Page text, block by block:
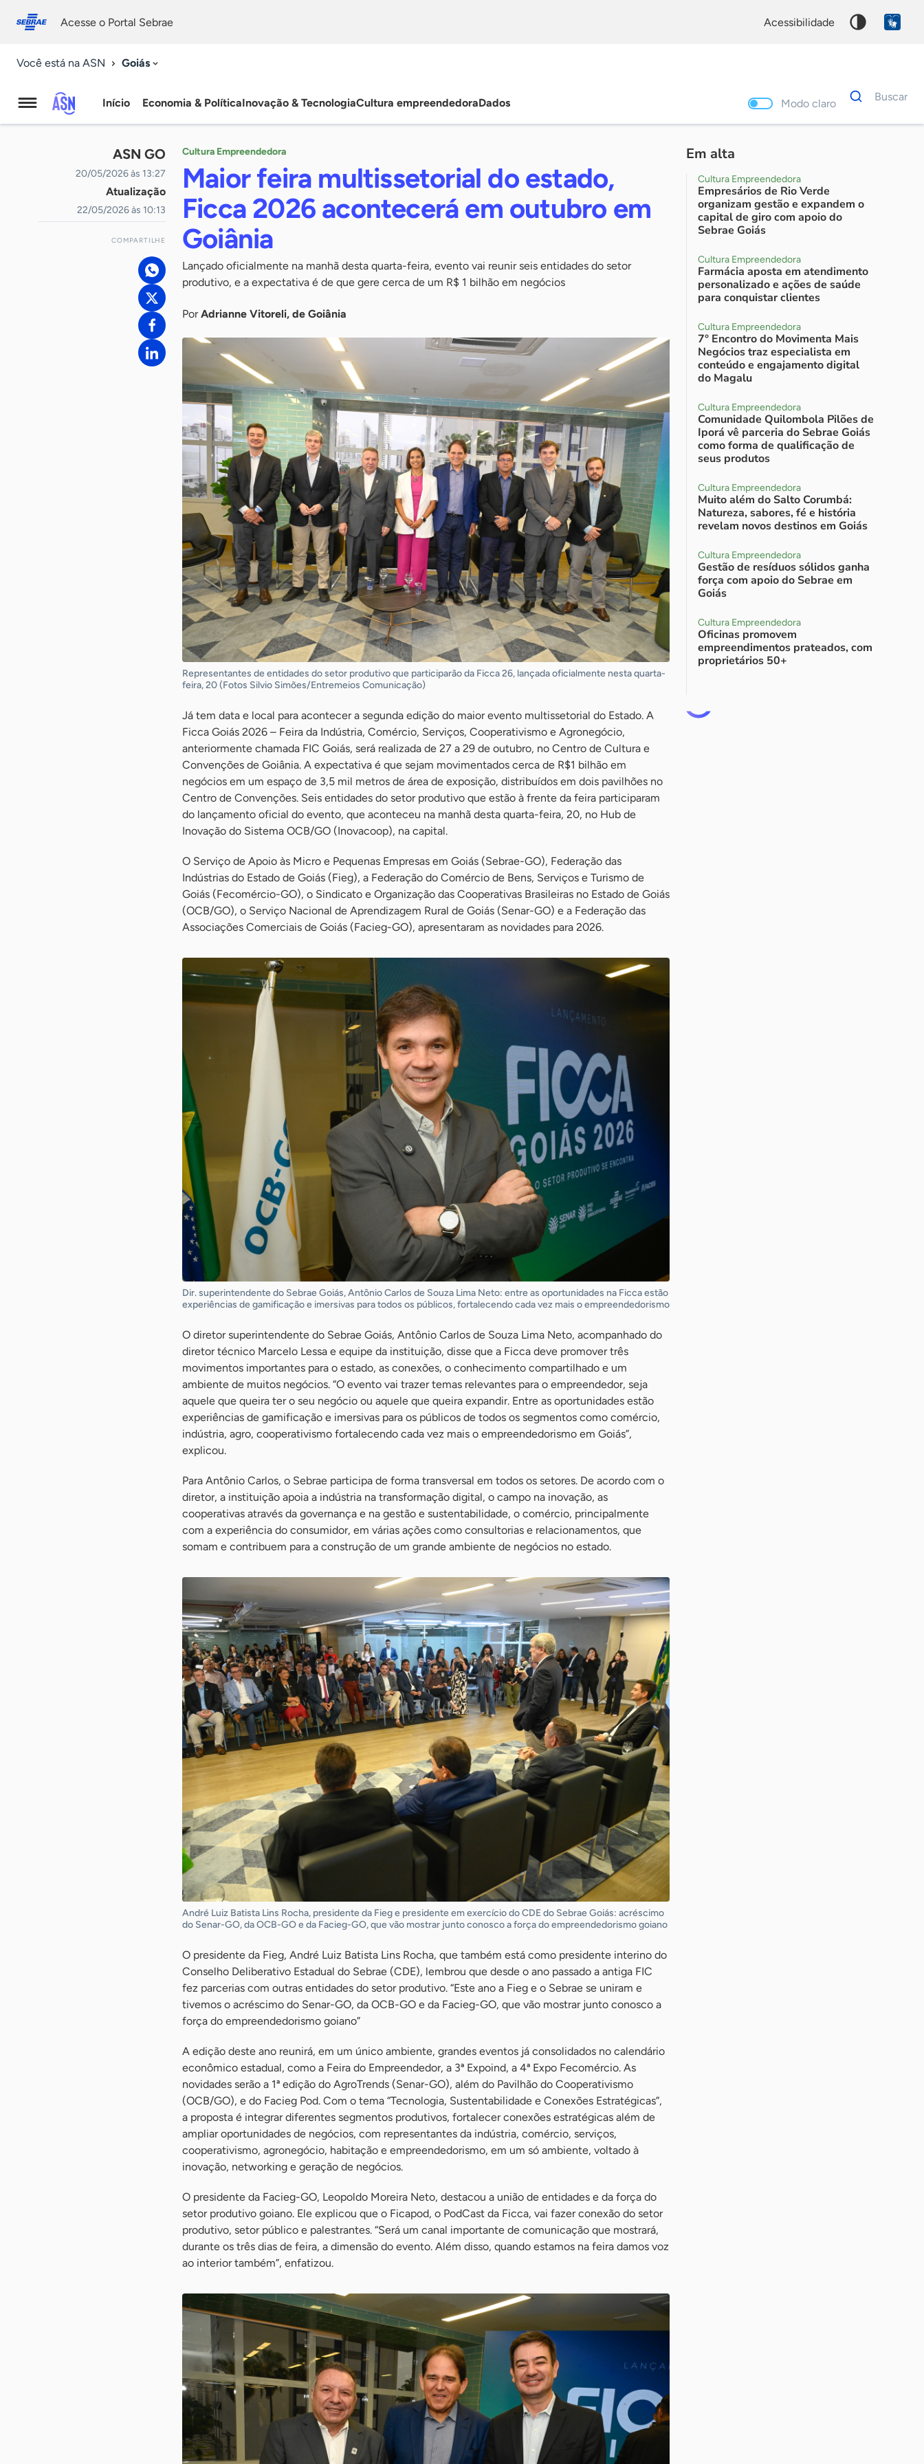
conosco
Acesse o Portal Sebrae acessibilidade
Você está na ASN Goiás
Agência
Sebrae
de
Notícias
Início Economia & PolíticaInovação & TecnologiaCultura empreendedoraDados Modo claro
Dados
para
Buscar
ASN GO
20/05/2026 às 13:27
Atualização
22/05/2026 às 10:13
COMPARTILHE
Cultura Empreendedora
Maior feira multissetorial do estado,
Ficca 2026 acontecerá em outubro em
Goiânia
Lançado oficialmente na manhã desta quarta-feira, evento vai reunir seis entidades do setor
produtivo, e a expectativa é de que gere cerca de um R$ 1 bilhão em negócios
PorAdrianne Vitoreli, de Goiânia
Representantes de entidades do setor produtivo que participarão da Ficca 26, lançada oficialmente nesta quarta-
feira, 20 (Fotos Silvio Simões/Entremeios Comunicação)
Já tem data e local para acontecer a segunda edição do maior evento multissetorial do Estado. A
Ficca Goiás 2026 – Feira da Indústria, Comércio, Serviços, Cooperativismo e Agronegócio,
anteriormente chamada FIC Goiás, será realizada de 27 a 29 de outubro, no Centro de Cultura e
Convenções de Goiânia. A expectativa é que sejam movimentados cerca de R$1 bilhão em
negócios em um espaço de 3,5 mil metros de área de exposição, distribuídos em dois pavilhões no
Centro de Convenções. Seis entidades do setor produtivo que estão à frente da feira participaram
do lançamento oficial do evento, que aconteceu na manhã desta quarta-feira, 20, no Hub de
Inovação do Sistema OCB/GO (Inovacoop), na capital.
O Serviço de Apoio às Micro e Pequenas Empresas em Goiás (Sebrae-GO), Federação das
Indústrias do Estado de Goiás (Fieg), a Federação do Comércio de Bens, Serviços e Turismo de
Goiás (Fecomércio-GO), o Sindicato e Organização das Cooperativas Brasileiras no Estado de Goiás
(OCB/GO), o Serviço Nacional de Aprendizagem Rural de Goiás (Senar-GO) e a Federação das
Associações Comerciais de Goiás (Facieg-GO), apresentaram as novidades para 2026.
Dir. superintendente do Sebrae Goiás, Antônio Carlos de Souza Lima Neto: entre as oportunidades na Ficca estão
experiências de gamificação e imersivas para todos os públicos, fortalecendo cada vez mais o empreendedorismo
O diretor superintendente do Sebrae Goiás, Antônio Carlos de Souza Lima Neto, acompanhado do
diretor técnico Marcelo Lessa e equipe da instituição, disse que a Ficca deve promover três
movimentos importantes para o estado, as conexões, o conhecimento compartilhado e um
ambiente de muitos negócios. “O evento vai trazer temas relevantes para o empreendedor, seja
aquele que queira ter o seu negócio ou aquele que queira expandir. Entre as oportunidades estão
experiências de gamificação e imersivas para os públicos de todos os segmentos como comércio,
indústria, agro, cooperativismo fortalecendo cada vez mais o empreendedorismo em Goiás”,
explicou.
Para Antônio Carlos, o Sebrae participa de forma transversal em todos os setores. De acordo com o
diretor, a instituição apoia a indústria na transformação digital, o campo na inovação, as
cooperativas através da governança e na gestão e sustentabilidade, o comércio, principalmente
com a experiência do consumidor, em várias ações como consultorias e relacionamentos, que
somam e contribuem para a construção de um grande ambiente de negócios no estado.
André Luiz Batista Lins Rocha, presidente da Fieg e presidente em exercício do CDE do Sebrae Goiás: acréscimo
do Senar-GO, da OCB-GO e da Facieg-GO, que vão mostrar junto conosco a força do empreendedorismo goiano
O presidente da Fieg, André Luiz Batista Lins Rocha, que também está como presidente interino do
Conselho Deliberativo Estadual do Sebrae (CDE), lembrou que desde o ano passado a antiga FIC
fez parcerias com outras entidades do setor produtivo. “Este ano a Fieg e o Sebrae se uniram e
tivemos o acréscimo do Senar-GO, da OCB-GO e da Facieg-GO, que vão mostrar junto conosco a
força do empreendedorismo goiano”
A edição deste ano reunirá, em um único ambiente, grandes eventos já consolidados no calendário
econômico estadual, como a Feira do Empreendedor, a 3ª Expoind, a 4ª Expo Fecomércio. As
novidades serão a 1ª edição do AgroTrends (Senar-GO), além do Pavilhão do Cooperativismo
(OCB/GO), e do Facieg Pod. Com o tema “Tecnologia, Sustentabilidade e Conexões Estratégicas”,
a proposta é integrar diferentes segmentos produtivos, fortalecer conexões estratégicas além de
ampliar oportunidades de negócios, com representantes da indústria, comércio, serviços,
cooperativismo, agronegócio, habitação e empreendedorismo, em um só ambiente, voltado à
inovação, networking e geração de negócios.
O presidente da Facieg-GO, Leopoldo Moreira Neto, destacou a união de entidades e da força do
setor produtivo goiano. Ele explicou que o Ficapod, o PodCast da Ficca, vai fazer conexão do setor
produtivo, setor público e palestrantes. “Será um canal importante de comunicação que mostrará,
durante os três dias de feira, a dimensão do evento. Além disso, quando estamos na feira damos voz
ao interior também”, enfatizou.
Em alta
Cultura Empreendedora
Empresários de Rio Verde
organizam gestão e expandem o
capital de giro com apoio do
Sebrae Goiás
Cultura Empreendedora
Farmácia aposta em atendimento
personalizado e ações de saúde
para conquistar clientes
Cultura Empreendedora
7° Encontro do Movimenta Mais
Negócios traz especialista em
conteúdo e engajamento digital
do Magalu
Cultura Empreendedora
Comunidade Quilombola Pilões de
Iporá vê parceria do Sebrae Goiás
como forma de qualificação de
seus produtos
Cultura Empreendedora
Muito além do Salto Corumbá:
Natureza, sabores, fé e história
revelam novos destinos em Goiás
Cultura Empreendedora
Gestão de resíduos sólidos ganha
força com apoio do Sebrae em
Goiás
Cultura Empreendedora
Oficinas promovem
empreendimentos prateados, com
proprietários 50+